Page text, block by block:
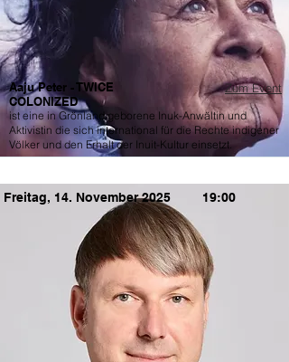
Aaju Peter - TWICE
COLONIZED
ist eine in Grönland geborene Inuk-Anwältin und
Aktivistin die sich international für die Rechte indigener
Völker und den Erhalt der Inuit-Kultur einsetzt.
Zum Event
Freitag, 14. November 2025 19:00